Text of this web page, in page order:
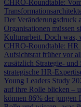
CHRO-Roundtable:
Der Veränderungsdruck
Organisationen müssen
Kulturarbeit. Doch was,
CHRO-Roundtable: HR
Aufsichtsrat früher vor
zusätzlich Strategie-
strategische HR-
Young Leaders Study
auf ihre Rolle blicken –
können 86% der jungen